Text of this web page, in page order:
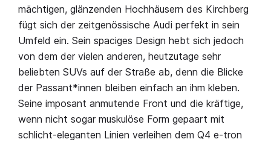
mächtigen, glänzenden Hochhäusern des Kirchberg
fügt sich der zeitgenössische Audi perfekt in sein
Umfeld ein. Sein spaciges Design hebt sich jedoch
von dem der vielen anderen, heutzutage sehr
beliebten SUVs auf der Straße ab, denn die Blicke
der Passant*innen bleiben einfach an ihm kleben.
Seine imposant anmutende Front und die kräftige,
wenn nicht sogar muskulöse Form gepaart mit
schlicht-eleganten Linien verleihen dem Q4 e-tron